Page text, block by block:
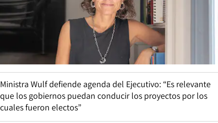
Ministra Wulf defiende agenda del Ejecutivo: “Es relevante
que los gobiernos puedan conducir los proyectos por los
cuales fueron electos”